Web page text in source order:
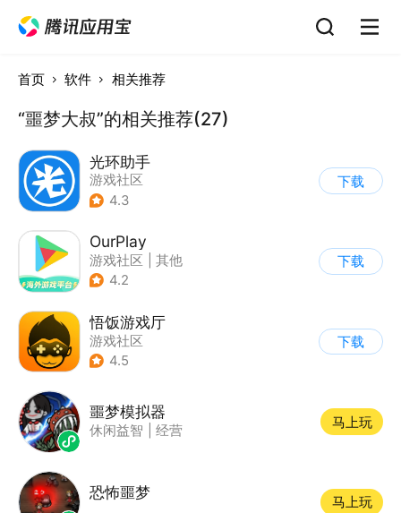
首页 软件 相关推荐
“噩梦大叔”的相关推荐(27)
光环助手
游戏社区
4.3
下载
OurPlay
游戏社区
其他
4.2
下载
悟饭游戏厅
游戏社区
4.5
下载
噩梦模拟器
休闲益智 经营
马上玩
恐怖噩梦
马上玩